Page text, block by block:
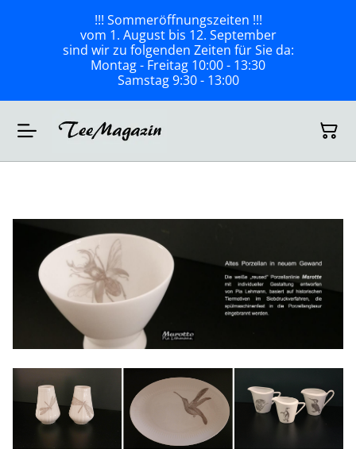
!!! Sommeröffnungszeiten !!!
vom 1. August bis 12. September
sind wir zu folgenden Zeiten für Sie da:
Montag - Freitag 10:00 - 13:30
Samstag 9:30 - 13:00